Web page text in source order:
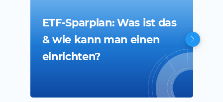
ETF-Sparplan: Was ist das
& wie kann man einen
einrichten?